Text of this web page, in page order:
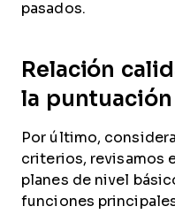
pasados.
Relación
la
Por último,
criterios, revisamos
planes de nivel
funciones